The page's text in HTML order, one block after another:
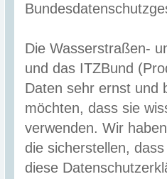
Die Wasserstraßen-
und das ITZBund
Daten sehr ernst und
möchten, dass sie
verwenden. Wir
die sicherstellen,
diese